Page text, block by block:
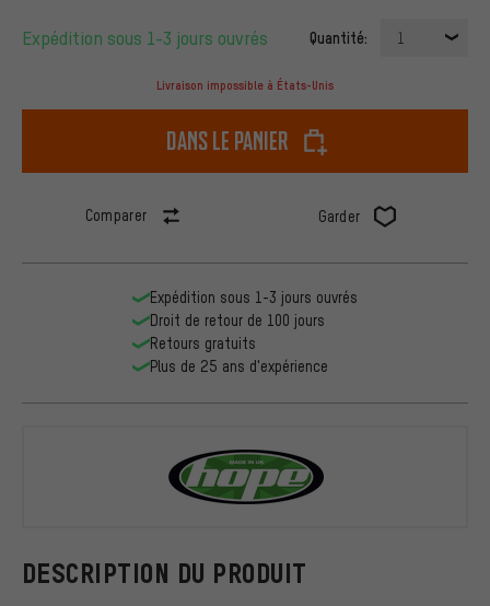
Expédition sous 1-3 jours ouvrés Quantité: 1
Livraison impossible à États-Unis
dans le panier
Comparer Garder
DESCRIPTION DU PRODUIT
Expédition sous 1-3 jours ouvrés
Droit de retour de 100 jours
Retours gratuits
Plus de 25 ans d'expérience